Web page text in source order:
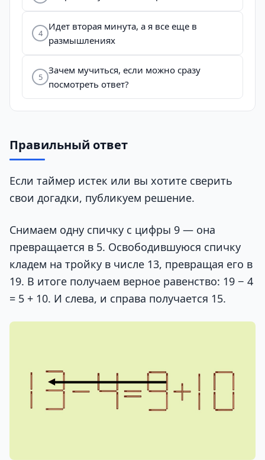
4
Идет вторая минута, а я все еще в
размышлениях
5
Зачем мучиться, если можно сразу
посмотреть ответ?
Правильный ответ
Если таймер истек или вы хотите сверить
свои догадки, публикуем решение.
Снимаем одну спичку с цифры 9 — она
превращается в 5. Освободившуюся спичку
кладем на тройку в числе 13, превращая его в
19. В итоге получаем верное равенство: 19 − 4
= 5 + 10. И слева, и справа получается 15.